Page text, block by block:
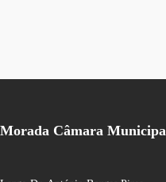
Morada Câmara